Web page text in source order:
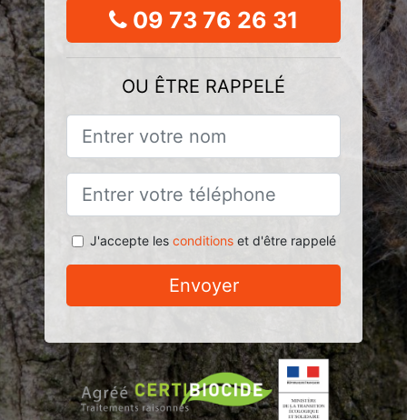
09 73 76 26 31
OU ÊTRE RAPPELÉ
J'accepte les conditionset d'être rappelé
Envoyer